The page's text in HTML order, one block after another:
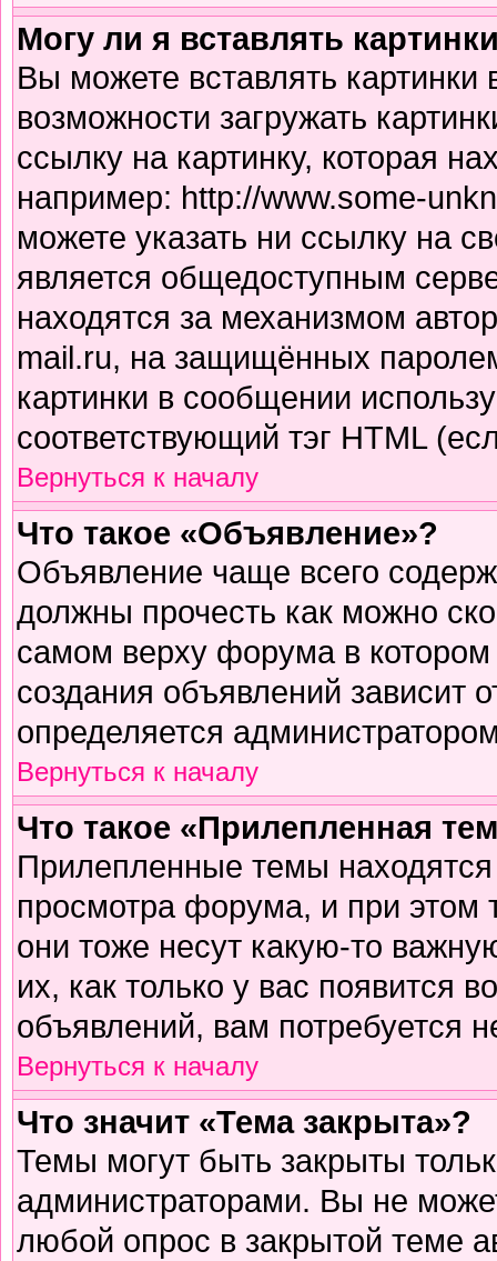
Могу ли я вставлять
Вы можете вставлять
возможности загружать
ссылку на картинку, которая
например: http://www.some-
можете указать ни ссылку на
является общедоступным
находятся за механизмом
mail.ru, на защищённых
картинки в сообщении
соответствующий тэг HTML
Вернуться к началу
Что такое «Объявление»?
Объявление чаще всего
должны прочесть как можно
самом верху форума в
создания объявлений зависит
определяется
Вернуться к началу
Что такое «Прилепленная
Прилепленные темы
просмотра форума, и при этом
они тоже несут какую-то
их, как только у вас появится
объявлений, вам потребуется
Вернуться к началу
Что значит «Тема закрыта»?
Темы могут быть закрыты
администраторами. Вы не
любой опрос в закрытой теме